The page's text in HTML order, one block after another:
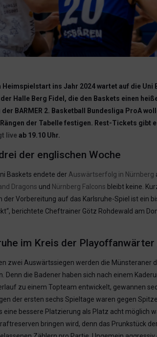
Heimspielstart ins Jahr 2024 wartet auf die
Halle Berg Fidel, die den Baskets einen
BARMER 2. Basketball Bundesliga ProA
der Tabelle festigen. Rest-Tickets gibt
live ab 19.10 Uhr.
der englischen Woche
Baskets endete der Auswärtserfolg in Nürnberg
Dragons und Nürnberg Falcons bleibt keine.
der Vorbereitung auf das Karlsruhe-Spiel ist ein
berichtete Cheftrainer Götz Rohdewald am
im Kreis der Playoffanwärter
zwei Auswärtssiegen werden die Münsteraner
Denn die Badener haben sich nach einem
zu einem Topteam entwickelt, gewannen
der ersten sechs Spieltage waren gegen
eine bessere Platzierung als Platz acht möglich
bringen wird, denn das Prunkstück